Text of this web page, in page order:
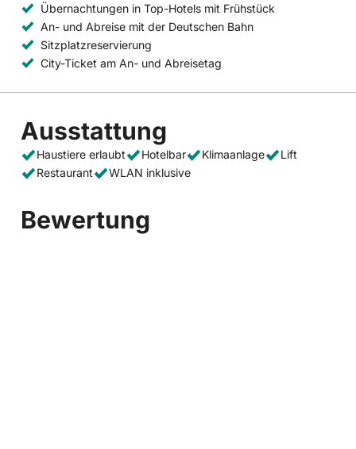
Übernachtungen in Top-Hotels mit Frühstück
An- und Abreise mit der Deutschen Bahn
Sitzplatzreservierung
City-Ticket am An- und Abreisetag
Ausstattung
Haustiere erlaubt Hotelbar Klimaanlage
Lift
Restaurant
WLAN inklusive
Bewertung